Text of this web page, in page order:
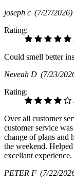
joseph c (7/27/2026)
Rating:
Could smell better
Neveah D (7/23/
Rating:
Over all customer
customer service
change of plans and
the weekend.
excellant experience.
PETER F (7/22/